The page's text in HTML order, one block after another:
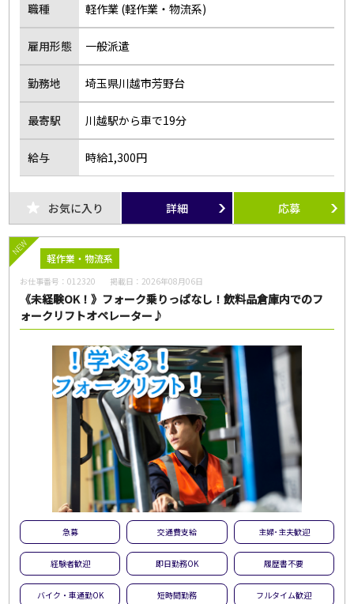
職種 軽作業 (軽作業・物流系)
雇用形態 一般派遣
勤務地 埼玉県川越市芳野台
最寄駅 川越駅から車で19分
給与 時給1,300円
お気に入り 詳細 応募
NEW
軽作業・物流系
お仕事番号：012320 掲載日： 2026年08月06日
《未経験OK！》フォーク乗りっぱなし！飲料品倉庫内でのフ
ォークリフトオペレーター♪
急募 交通費支給 主婦･主夫歓迎
経験者歓迎 即日勤務OK 履歴書不要
バイク・車通勤OK 短時間勤務 フルタイム歓迎